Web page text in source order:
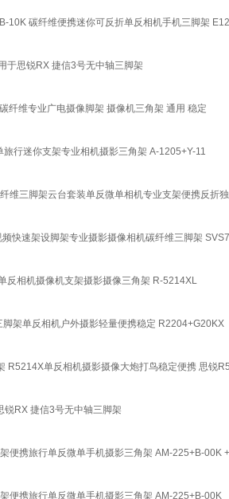
10K 碳纤维便携迷你可反折单反相机手机三脚架
于思锐RX 捷信3号无中轴三脚架
纤维专业广电摄像脚架 摄像机三角架 通用 稳定
行迷你支架专业相机摄影三角架 A-1205+Y-11
维三脚架云台套装单反微单相机专业支架便携反折
快速架设脚架专业摄影摄像相机碳纤维三脚架
反相机摄像机支架摄影摄像三角架 R-5214XL
架单反相机户外摄影轻量便携稳定 R2204+G20KX
R5214X单反相机摄影摄像大炮打鸟稳定便携 思锐
锐RX 捷信3号无中轴三脚架
便携旅行单反微单手机摄影三角架 AM-225+B-00K
便携旅行单反微单手机摄影三角架 AM-225+B-00K